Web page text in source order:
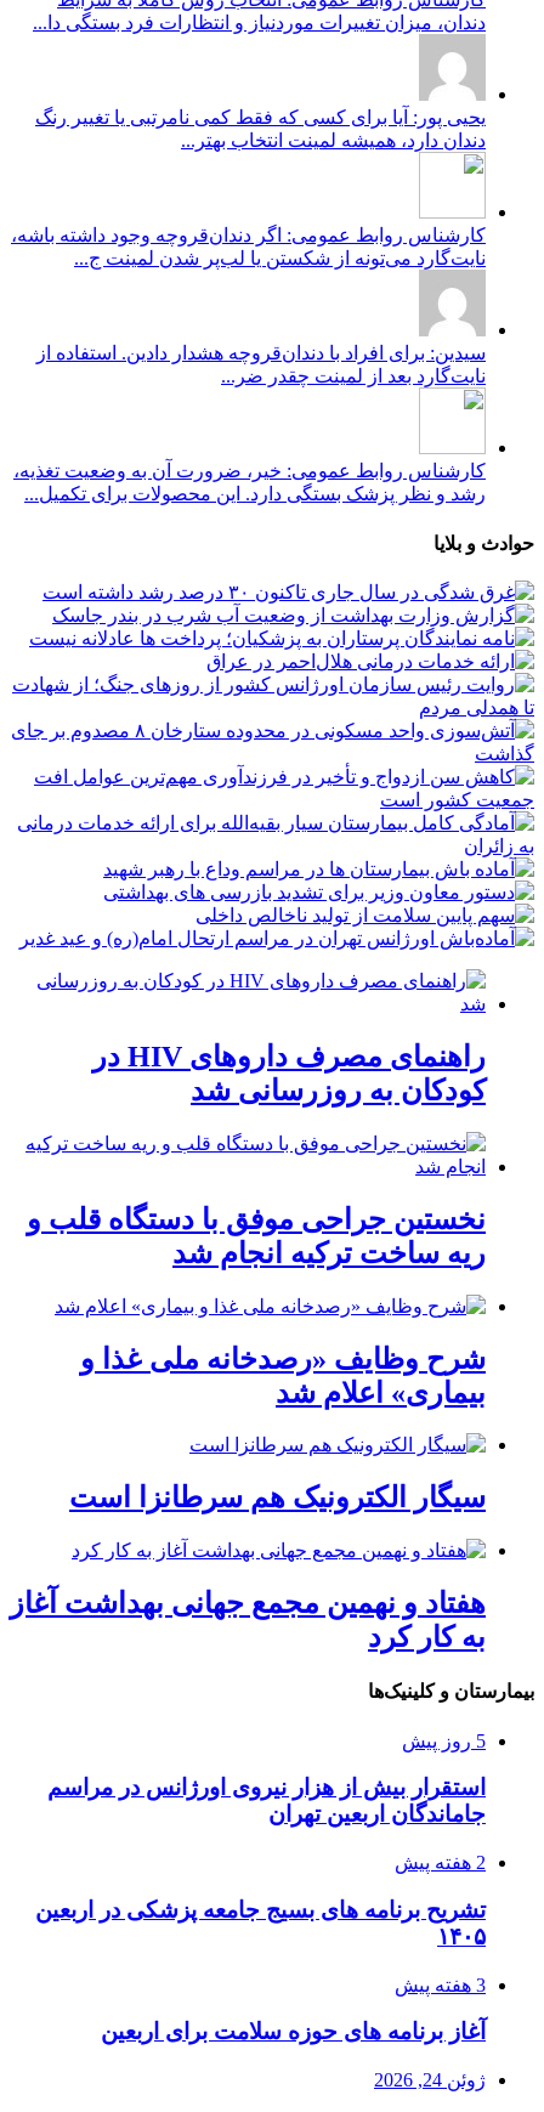
دندان، میزان تغییرات موردنیاز و انتظارات فرد بستگی دا...
یحیی پور: آیا برای کسی که فقط کمی نامرتبی یا تغییر رنگ
دندان دارد، همیشه لمینت انتخاب بهتر...
کارشناس روابط عمومی: اگر دندان‌قروچه وجود داشته باشه،
نایت‌گارد می‌تونه از شکستن یا لب‌پر شدن لمینت ج...
سیدین: برای افراد با دندان‌قروچه هشدار دادین. استفاده از
نایت‌گارد بعد از لمینت چقدر ضر...
کارشناس روابط عمومی: خیر، ضرورت آن به وضعیت تغذیه،
رشد و نظر پزشک بستگی دارد. این محصولات برای تکمیل...
حوادث و بلایا
راهنمای مصرف داروهای HIV در
کودکان به روزرسانی شد
نخستین جراحی موفق با دستگاه قلب و
ریه ساخت ترکیه انجام شد
شرح وظایف «رصدخانه ملی غذا و
بیماری» اعلام شد
سیگار الکترونیک هم سرطانزا است
هفتاد و نهمین مجمع جهانی بهداشت آغاز
به کار کرد
بیمارستان و کلینیک‌ها
5 روز پیش
استقرار بیش از هزار نیروی اورژانس در مراسم
جاماندگان اربعین تهران
2 هفته پیش
تشریح برنامه های بسیج جامعه پزشکی در اربعین
۱۴۰۵
3 هفته پیش
آغاز برنامه های حوزه سلامت برای اربعین
ژوئن 24, 2026